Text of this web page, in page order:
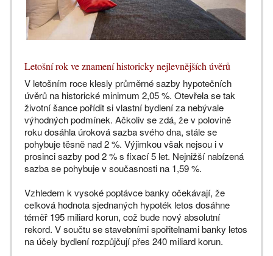
Letošní rok ve znamení historicky nejlevnějších úvěrů
V letošním roce klesly průměrné sazby hypotečních
úvěrů na historické minimum 2,05 %. Otevřela se tak
životní šance pořídit si vlastní bydlení za nebývale
výhodných podmínek. Ačkoliv se zdá, že v polovině
roku dosáhla úroková sazba svého dna, stále se
pohybuje těsně nad 2 %. Výjimkou však nejsou i v
prosinci sazby pod 2 % s fixací 5 let. Nejnižší nabízená
sazba se pohybuje v současnosti na 1,59 %.
Vzhledem k vysoké poptávce banky očekávají, že
celková hodnota sjednaných hypoték letos dosáhne
téměř 195 miliard korun, což bude nový absolutní
rekord. V součtu se stavebními spořitelnami banky letos
na účely bydlení rozpůjčují přes 240 miliard korun.